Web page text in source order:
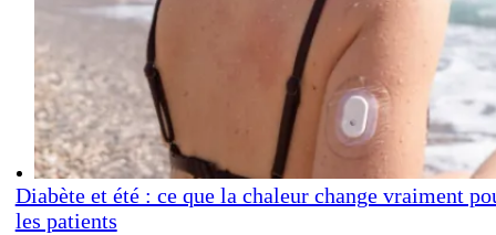
Diabète et été : ce que la chaleur change vraiment
les patients